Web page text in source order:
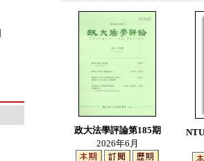
政大法學評論第185期
2026年6月